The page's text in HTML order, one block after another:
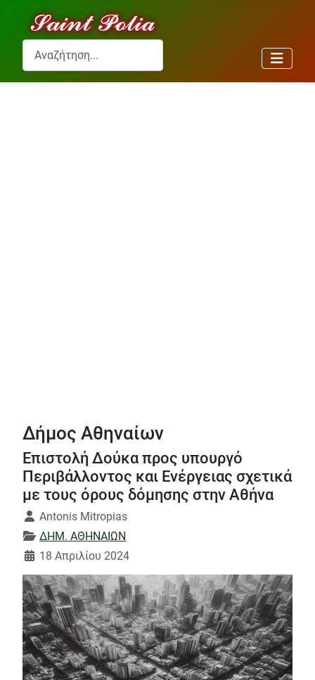
Αναζήτηση...
Δήμος Αθηναίων
Επιστολή Δούκα προς υπουργό
Περιβάλλοντος και Ενέργειας σχετικά
με τους όρους δόμησης στην Αθήνα
Λεπτομέρειες
Antonis Mitropias
ΔΗΜ. ΑΘΗΝΑΙΩΝ
18 Απριλίου 2024